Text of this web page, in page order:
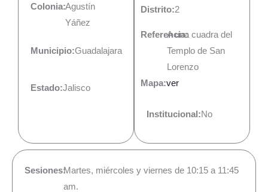
Colonia:Agustín
Yáñez
Municipio:Guadalajara
Estado:Jalisco
Distrito:2
Referencia:A una cuadra del
Templo de San
Lorenzo
Mapa:ver
Institucional:No
Sesiones:Martes, miércoles y viernes de 10:15 a 11:45
am.